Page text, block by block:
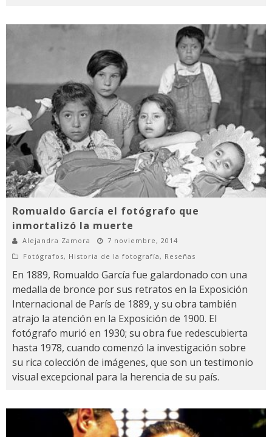
Romualdo García el fotógrafo que
inmortalizó la muerte
Alejandra Zamora
7 noviembre, 2014
Fotógrafos, Historia de la fotografía, Reseñas
En 1889, Romualdo García fue galardonado con una
medalla de bronce por sus retratos en la Exposición
Internacional de París de 1889, y su obra también
atrajo la atención en la Exposición de 1900. El
fotógrafo murió en 1930; su obra fue redescubierta
hasta 1978, cuando comenzó la investigación sobre
su rica colección de imágenes, que son un testimonio
visual excepcional para la herencia de su país.